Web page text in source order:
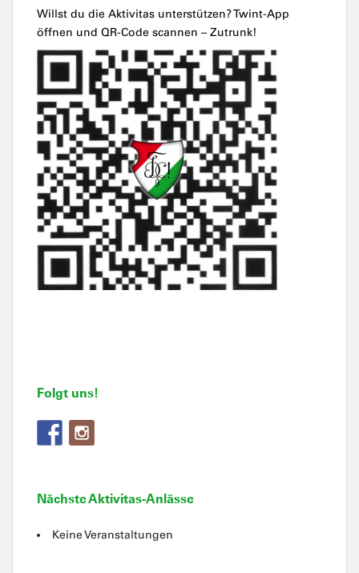
Willst du die Aktivitas unterstützen? Twint-App
öffnen und QR-Code scannen – Zutrunk!
Folgt uns!
Nächste Aktivitas-Anlässe
Keine Veranstaltungen